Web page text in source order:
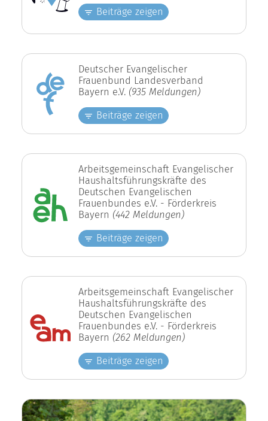
Beiträge zeigen
Deutscher Evangelischer
Frauenbund Landesverband
Bayern e.V. (935 Meldungen)
Beiträge zeigen
Arbeitsgemeinschaft Evangelischer
Haushaltsführungskräfte des
Deutschen Evangelischen
Frauenbundes e.V. - Förderkreis
Bayern (442 Meldungen)
Beiträge zeigen
Arbeitsgemeinschaft Evangelischer
Haushaltsführungskräfte des
Deutschen Evangelischen
Frauenbundes e.V. - Förderkreis
Bayern (262 Meldungen)
Beiträge zeigen